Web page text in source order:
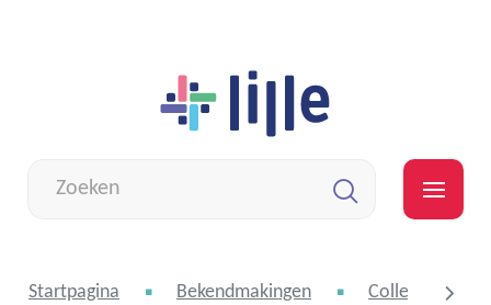
inhoud
zoek
Startpagina Bekendmakingen College van